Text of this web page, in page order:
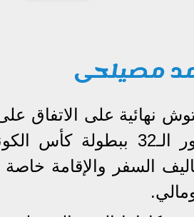
مصيلحى
نهائية على الاتفاق
مواجهة الذهاب في دور
السفر والإقامة